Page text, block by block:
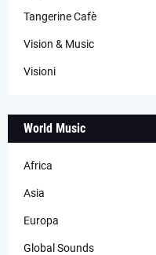
Tangerine Cafè
Vision & Music
Visioni
World Music
Africa
Asia
Europa
Global Sounds